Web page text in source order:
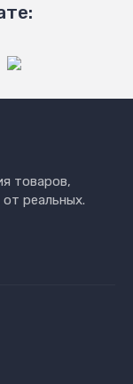
товаров,
реальных.